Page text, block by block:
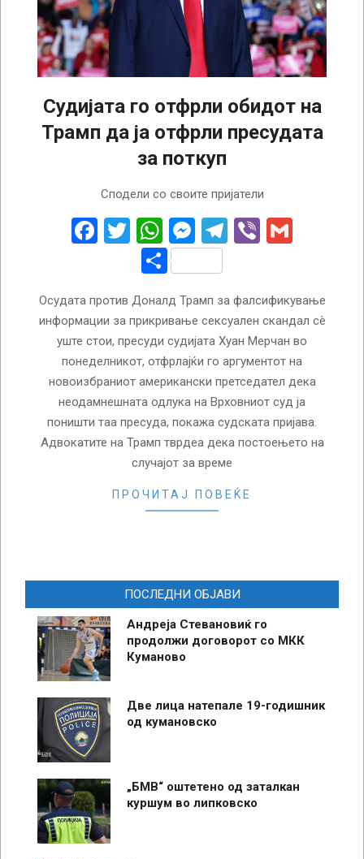
Судијата го отфрли обидот на
Трамп да ја отфрли пресудата
за поткуп
Сподели со своите пријатели
Facebook
Twitter
WhatsApp
Messenger
Telegram
Viber
Share
Осудата против Доналд Трамп за фалсификување
информации за прикривање сексуален скандал сè
уште стои, пресуди судијата Хуан Мерчан во
понеделникот, отфрлајќи го аргументот на
новоизбраниот американски претседател дека
неодамнешната одлука на Врховниот суд ја
поништи таа пресуда, покажа судската пријава.
Адвокатите на Трамп тврдеа дека постоењето на
случајот за време
ПРОЧИТАЈ ПОВЕЌЕ
ПОСЛЕДНИ ОБЈАВИ
Андреја Стевановиќ го
продолжи договорот со МКК
Куманово
Две лица натепале 19-годишник
од кумановско
„БМВ“ оштетено од заталкан
куршум во липковско